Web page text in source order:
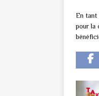
En tant
pour la